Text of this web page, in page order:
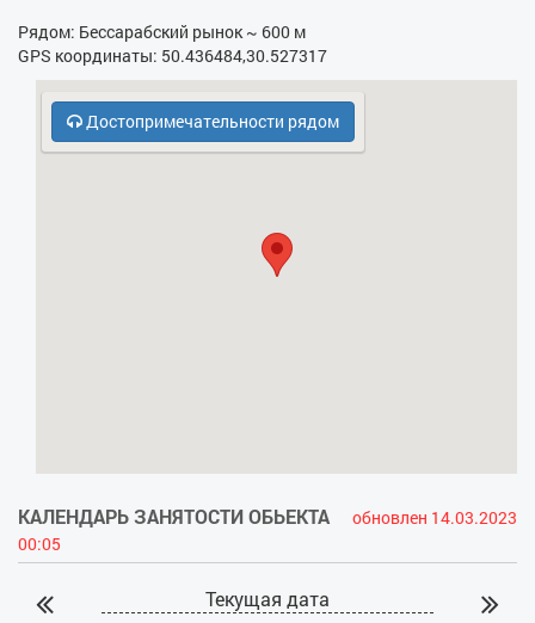
- Бесплатная парковка
- Кодовый замок в парадном
- Духовка
Рядом: Бессарабский рынок ~ 600 м
GPS координаты: 50.436484,30.527317
Достопримечательности рядом
КАЛЕНДАРЬ ЗАНЯТОСТИ ОБЬЕКТА
обновлен 14.03.2023
00:05
Текущая дата